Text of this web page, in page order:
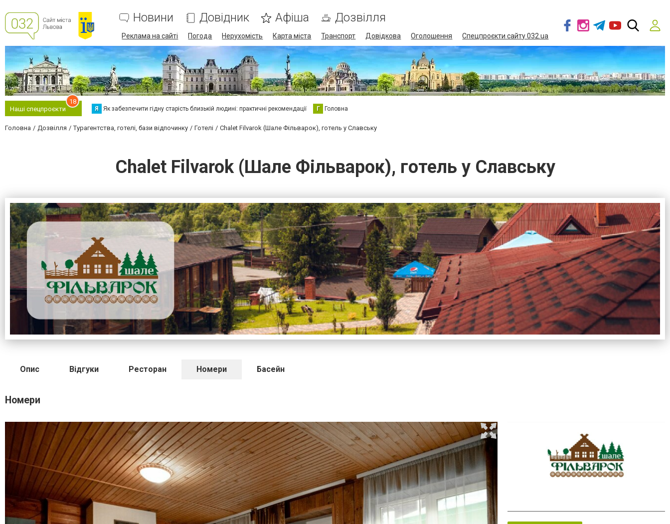
Новини Довідник Афіша Дозвілля
Реклама на сайті Погода Нерухомість Карта міста Транспорт Довідкова Оголошення Спецпроєкти сайту 032.ua
Наші спецпроєкти
18
Я Як забезпечити гідну старість близькій людині: практичні рекомендації Г Головна
Головна Дозвілля Турагентства, готелі, бази відпочинку Готелі Chalet Filvarok (Шале Фільварок), готель у Славську
Chalet Filvarok (Шале Фільварок), готель у Славську
Опис Відгуки Ресторан Номери Басейн
Номери